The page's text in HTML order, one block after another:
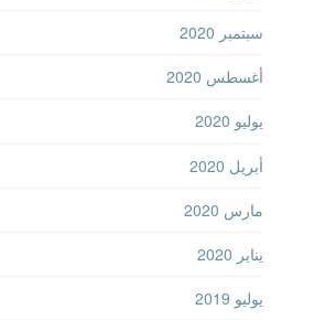
سبتمبر 2020
أغسطس 2020
يوليو 2020
أبريل 2020
مارس 2020
يناير 2020
يوليو 2019